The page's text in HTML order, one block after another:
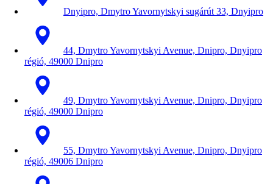
Dnyipro, Dmytro Yavornytskyi sugárút 33, Dnyipro
44, Dmytro Yavornytskyi Avenue, Dnipro, Dnyipro
régió, 49000 Dnipro
49, Dmytro Yavornytskyi Avenue, Dnipro, Dnyipro
régió, 49000 Dnipro
55, Dmytro Yavornytskyi Avenue, Dnipro, Dnyipro
régió, 49006 Dnipro